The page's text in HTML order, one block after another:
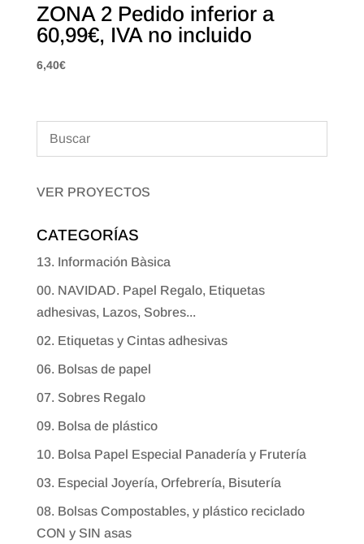
ZONA 2 Pedido inferior a
60,99€, IVA no incluido
6,40€
VER PROYECTOS
CATEGORÍAS
13. Información Bàsica
00. NAVIDAD. Papel Regalo, Etiquetas
adhesivas, Lazos, Sobres...
02. Etiquetas y Cintas adhesivas
06. Bolsas de papel
07. Sobres Regalo
09. Bolsa de plástico
10. Bolsa Papel Especial Panadería y Frutería
03. Especial Joyería, Orfebrería, Bisutería
08. Bolsas Compostables, y plástico reciclado
CON y SIN asas